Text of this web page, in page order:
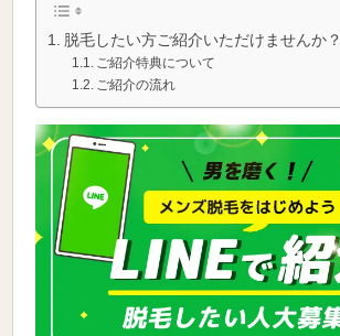
脱毛したい方ご紹介いただけませんか？
ご紹介特典について
ご紹介の流れ